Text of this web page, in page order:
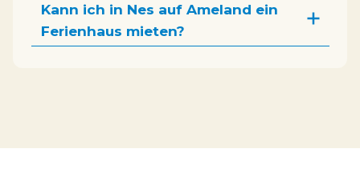
Kann ich in Nes auf Ameland ein
Ferienhaus mieten?